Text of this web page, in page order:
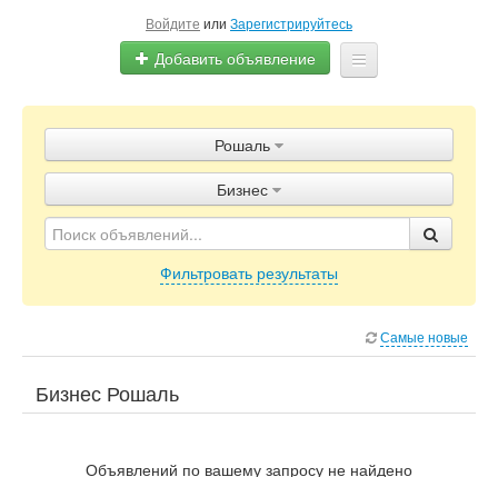
Войдите или Зарегистрируйтесь
Добавить объявление
Объявления
Блог
Рошаль
Бизнес
Фильтровать результаты
Самые новые
Бизнес Рошаль
Объявлений по вашему запросу не найдено